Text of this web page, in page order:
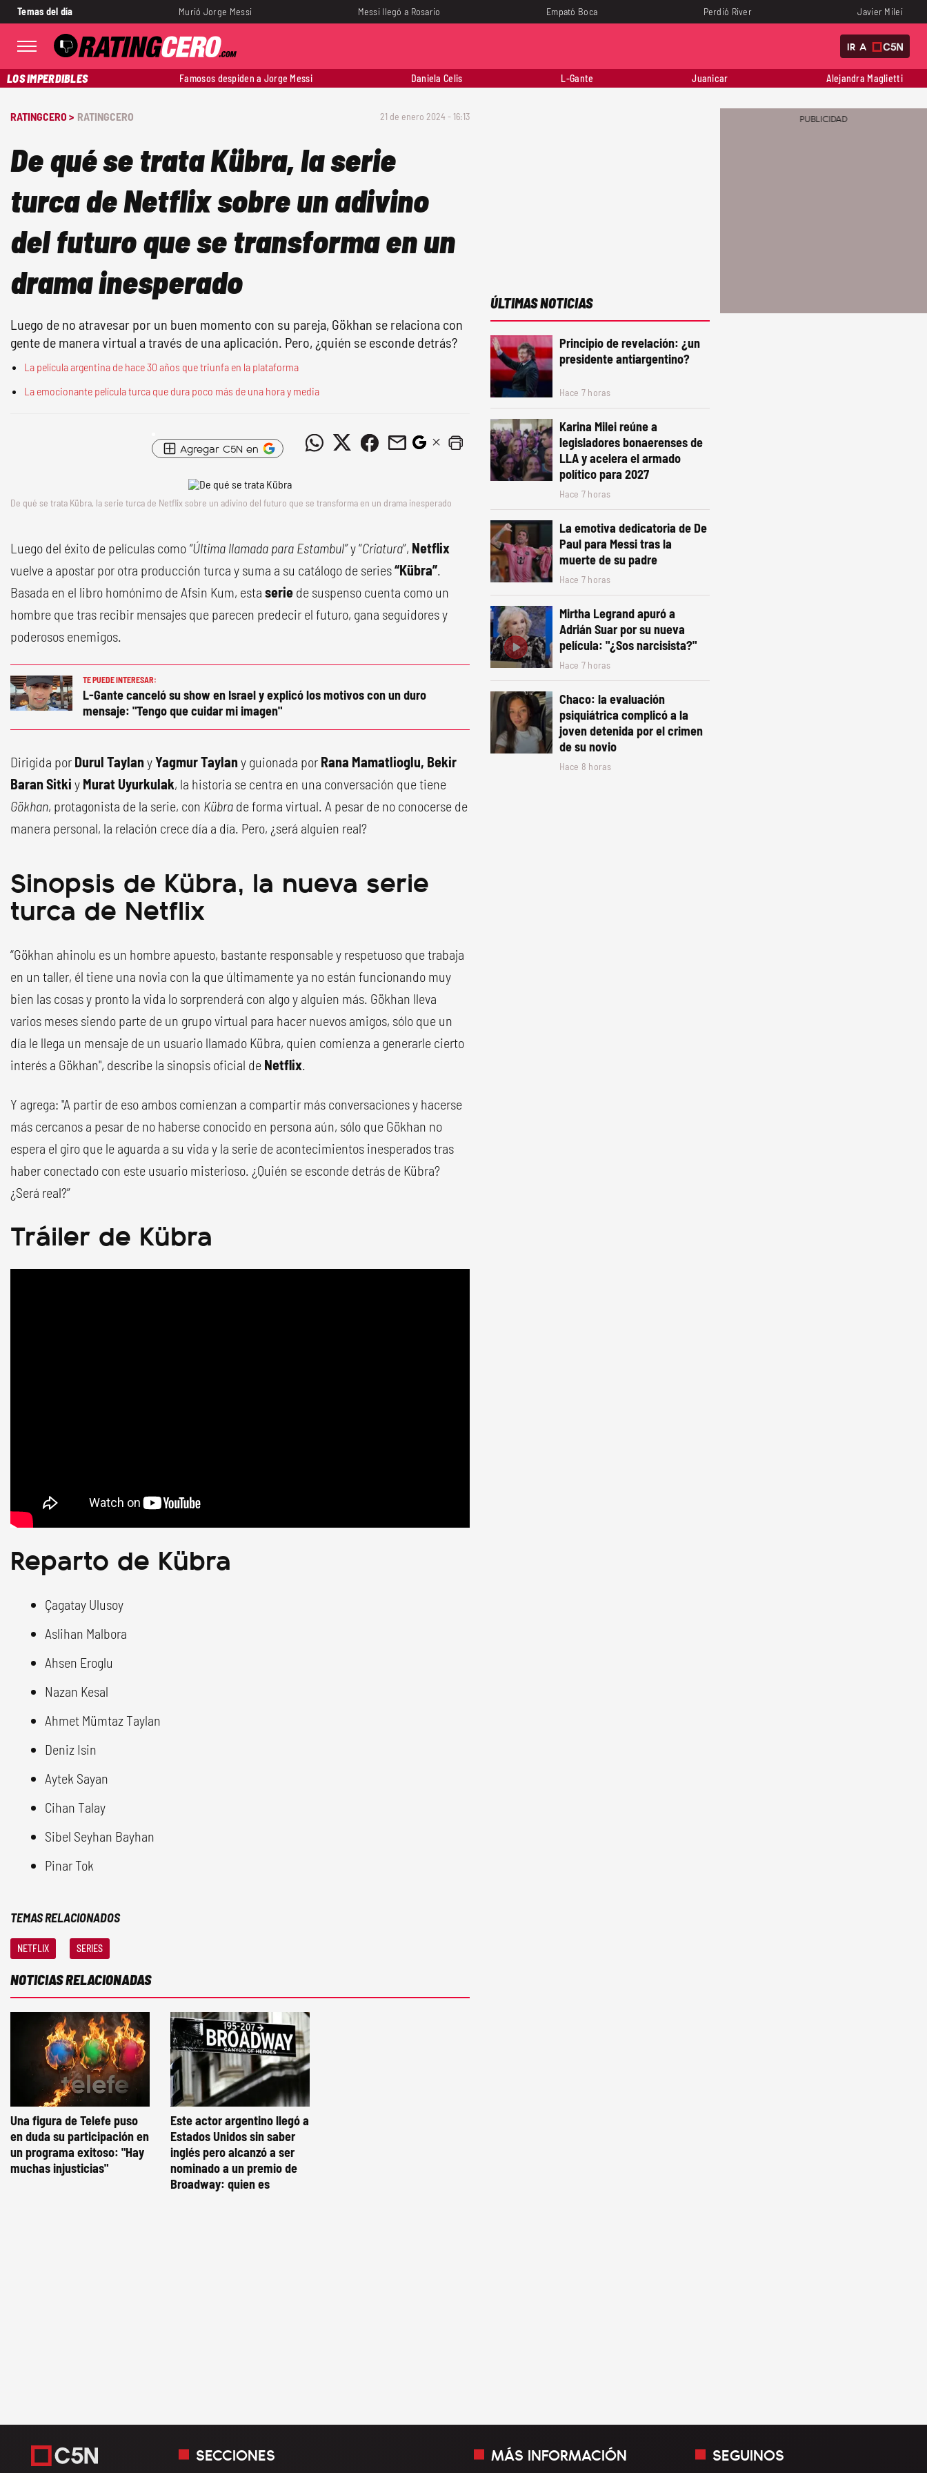
Temas del día Murió Jorge Messi Messi llegó a Rosario Empató Boca Perdió River Javier Milei
IR A
LOS IMPERDIBLES Famosos despiden a Jorge Messi Daniela Celis L-Gante Juanicar Alejandra Maglietti
RATINGCERO > RATINGCERO 21 de enero 2024 - 16:13
De qué se trata Kübra, la serie
turca de Netflix sobre un adivino
del futuro que se transforma en un
drama inesperado
Luego de no atravesar por un buen momento con su pareja, Gökhan se relaciona con
gente de manera virtual a través de una aplicación. Pero, ¿quién se esconde detrás?
La película argentina de hace 30 años que triunfa en la plataforma
La emocionante película turca que dura poco más de una hora y media
Agregar C5N en
De qué se trata Kübra, la serie turca de Netflix sobre un adivino del futuro que se transforma en un drama inesperado
Luego del éxito de películas como “Última llamada para Estambul”y “Criatura”, Netflix
vuelve a apostar por otra producción turca y suma a su catálogo de series“Kübra”.
Basada en el libro homónimo de Afsin Kum, esta serie de suspenso cuenta como un
hombre que tras recibir mensajes que parecen predecir el futuro, gana seguidores y
poderosos enemigos.
TE PUEDE INTERESAR:
L-Gante canceló su show en Israel y explicó los motivos con un duro
mensaje: "Tengo que cuidar mi imagen"
Dirigida por Durul Taylan yYagmur Taylan y guionada por Rana Mamatlioglu, Bekir
Baran Sitki y Murat Uyurkulak, la historia se centra en una conversación que tiene
Gökhan, protagonista de la serie, con Kübra de forma virtual. A pesar de no conocerse de
manera personal, la relación crece día a día. Pero, ¿será alguien real?
Sinopsis de Kübra, la nueva serie
turca de Netflix
“Gökhan ahinolu es un hombre apuesto, bastante responsable y respetuoso que trabaja
en un taller, él tiene una novia con la que últimamente ya no están funcionando muy
bien las cosas y pronto la vida lo sorprenderá con algo y alguien más. Gökhan lleva
varios meses siendo parte de un grupo virtual para hacer nuevos amigos, sólo que un
día le llega un mensaje de un usuario llamado Kübra, quien comienza a generarle cierto
interés a Gökhan", describe la sinopsis oficial de Netflix.
Y agrega: "A partir de eso ambos comienzan a compartir más conversaciones y hacerse
más cercanos a pesar de no haberse conocido en persona aún, sólo que Gökhan no
espera el giro que le aguarda a su vida y la serie de acontecimientos inesperados tras
haber conectado con este usuario misterioso. ¿Quién se esconde detrás de Kübra?
¿Será real?”
Tráiler de Kübra
Reparto de Kübra
Çagatay Ulusoy
Aslihan Malbora
Ahsen Eroglu
Nazan Kesal
Ahmet Mümtaz Taylan
Deniz Isin
Aytek Sayan
Cihan Talay
Sibel Seyhan Bayhan
Pinar Tok
TEMAS RELACIONADOS
NETFLIX SERIES
NOTICIAS RELACIONADAS
Una figura de Telefe puso
en duda su participación en
un programa exitoso: "Hay
muchas injusticias"
Este actor argentino llegó a
Estados Unidos sin saber
inglés pero alcanzó a ser
nominado a un premio de
Broadway: quien es
ÚLTIMAS NOTICIAS
Principio de revelación: ¿un
presidente antiargentino?
Hace 7 horas
Karina Milei reúne a
legisladores bonaerenses de
LLA y acelera el armado
político para 2027
Hace 7 horas
La emotiva dedicatoria de De
Paul para Messi tras la
muerte de su padre
Hace 7 horas
Mirtha Legrand apuró a
Adrián Suar por su nueva
película: "¿Sos narcisista?"
Hace 7 horas
Chaco: la evaluación
psiquiátrica complicó a la
joven detenida por el crimen
de su novio
Hace 8 horas
SECCIONES MÁS INFORMACIÓN SEGUINOS